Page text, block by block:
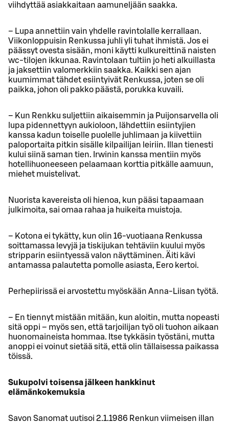
viihdyttää asiakkaitaan aamuneljään saakka.
– Lupa annettiin vain yhdelle ravintolalle kerrallaan.
Viikonloppuisin Renkussa juhli yli tuhat ihmistä. Jos ei
päässyt ovesta sisään, moni käytti kulkureittinä naisten
wc-tilojen ikkunaa. Ravintolaan tultiin jo heti alkuillasta
ja jaksettiin valomerkkiin saakka. Kaikki sen ajan
kuumimmat tähdet esiintyivät Renkussa, joten se oli
paikka, johon oli pakko päästä, porukka kuvaili.
– Kun Renkku suljettiin aikaisemmin ja Puijonsarvella oli
lupa pidennettyyn aukioloon, lähdettiin esiintyjien
kanssa kadun toiselle puolelle juhlimaan ja kiivettiin
paloportaita pitkin sisälle kilpailijan leiriin. Illan tienesti
kului siinä saman tien. Irwinin kanssa mentiin myös
hotellihuoneeseen pelaamaan korttia pitkälle aamuun,
miehet muistelivat.
Nuorista kavereista oli hienoa, kun pääsi tapaamaan
julkimoita, sai omaa rahaa ja huikeita muistoja.
– Kotona ei tykätty, kun olin 16-vuotiaana Renkussa
soittamassa levyjä ja tiskijukan tehtäviin kuului myös
stripparin esiintyessä valon näyttäminen. Äiti kävi
antamassa palautetta pomolle asiasta, Eero kertoi.
Perhepiirissä ei arvostettu myöskään Anna-Liisan työtä.
– En tiennyt mistään mitään, kun aloitin, mutta nopeasti
sitä oppi – myös sen, että tarjoilijan työ oli tuohon aikaan
huonomaineista hommaa. Itse tykkäsin työstäni, mutta
anoppi ei voinut sietää sitä, että olin tällaisessa paikassa
töissä.
Sukupolvi toisensa jälkeen hankkinut
elämänkokemuksia
Savon Sanomat uutisoi 2.1.1986 Renkun viimeisen illan